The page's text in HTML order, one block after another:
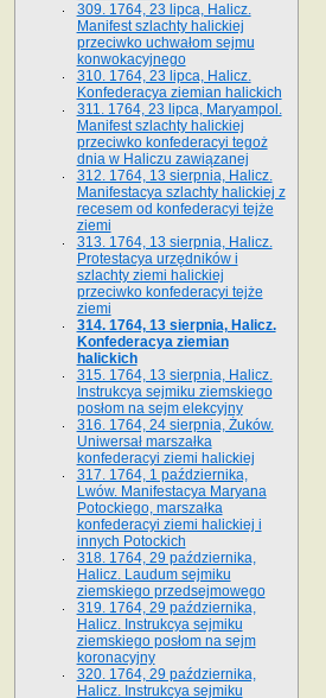
309. 1764, 23 lipca, Halicz.
Manifest szlachty halickiej
przeciwko uchwałom sejmu
konwokacyjnego
310. 1764, 23 lipca, Halicz.
Konfederacya ziemian halickich
311. 1764, 23 lipca, Maryampol.
Manifest szlachty halickiej
przeciwko konfederacyi tegoż
dnia w Haliczu zawiązanej
312. 1764, 13 sierpnia, Halicz.
Manifestacya szlachty halickiej z
recesem od konfederacyi tejże
ziemi
313. 1764, 13 sierpnia, Halicz.
Protestacya urzędników i
szlachty ziemi halickiej
przeciwko konfederacyi tejże
ziemi
314. 1764, 13 sierpnia, Halicz.
Konfederacya ziemian
halickich
315. 1764, 13 sierpnia, Halicz.
Instrukcya sejmiku ziemskiego
posłom na sejm elekcyjny
316. 1764, 24 sierpnia, Żuków.
Uniwersał marszałka
konfederacyi ziemi halickiej
317. 1764, 1 października,
Lwów. Manifestacya Maryana
Potockiego, marszałka
konfederacyi ziemi halickiej i
innych Potockich
318. 1764, 29 października,
Halicz. Laudum sejmiku
ziemskiego przedsejmowego
319. 1764, 29 października,
Halicz. Instrukcya sejmiku
ziemskiego posłom na sejm
koronacyjny
320. 1764, 29 października,
Halicz. Instrukcya sejmiku